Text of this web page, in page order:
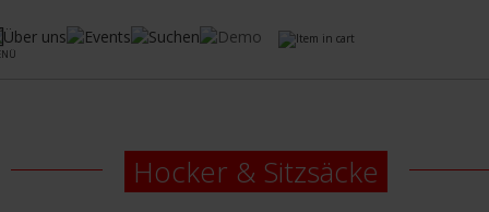
Hocker & Sitzsäcke